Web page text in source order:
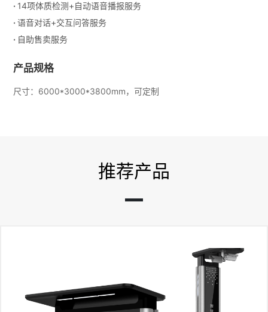
· 14项体质检测+自动语音播报服务
·语音对话+交互问答服务
· 自助售卖服务
产品规格
尺寸：6000*3000*3800mm，可定制
推荐产品